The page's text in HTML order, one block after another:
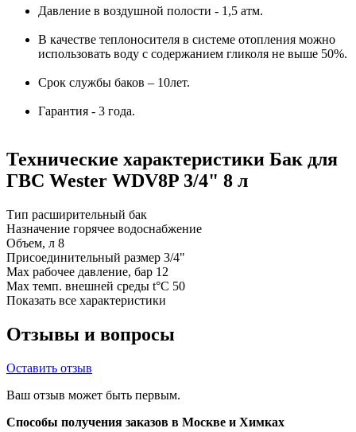
Давление в воздушной полости - 1,5 атм.
В качестве теплоносителя в системе отопления можно
использовать воду с содержанием гликоля не выше 50%.
Срок службы баков – 10лет.
Гарантия - 3 года.
Технические характеристики Бак для
ГВС Wester WDV8P 3/4" 8 л
Тип расширительный бак
Назначение горячее водоснабжение
Объем, л 8
Присоединительный размер 3/4"
Max рабочее давление, бар 12
Max темп. внешней среды t°C 50
Показать все характеристики
Отзывы и вопросы
Оставить отзыв
Ваш отзыв может быть первым.
Способы получения заказов в Москве и Химках